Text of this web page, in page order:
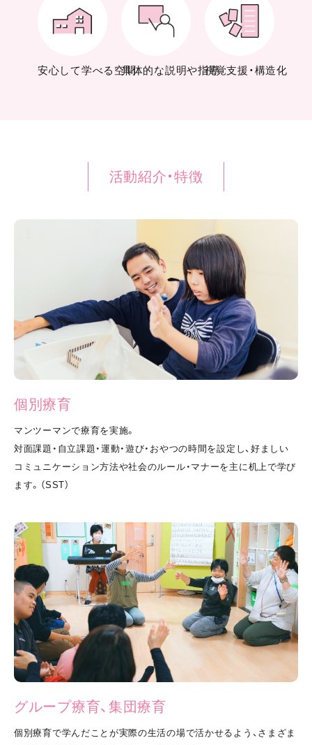
安心して学べる空間具体的な説明や指導視覚支援・構造化
活動紹介・特徴
個別療育
マンツーマンで療育を実施。
対⾯課題・⾃⽴課題・運動・遊び・おやつの時間を設定し、好ましい
コミュニケーション方法や社会のルール・マナーを主に机上で学び
ます。（SST）
グループ療育、集団療育
個別療育で学んだことが実際の生活の場で活かせるよう、さまざま